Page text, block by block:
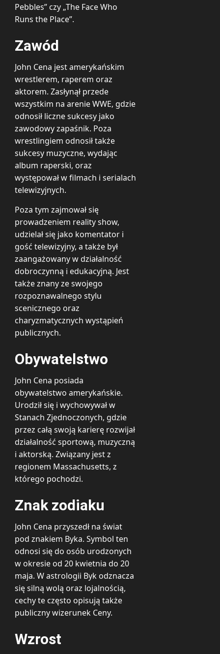
Pebbles” czy „The Face Who
Runs the Place”.
Zawód
John Cena jest amerykańskim
wrestlerem, raperem oraz
aktorem. Zasłynął przede
wszystkim na arenie WWE, gdzie
odnosił liczne sukcesy jako
zawodowy zapaśnik. Poza
wrestlingiem odnosił także
sukcesy muzyczne, wydając
album raperski, oraz
występował w filmach i serialach
telewizyjnych.
Poza tym zajmował się
prowadzeniem reality show,
udzielał się jako komentator i
gość telewizyjny, a także był
zaangażowany w działalność
dobroczynną i edukacyjną. Jest
także znany ze swojego
rozpoznawalnego stylu
scenicznego oraz
charyzmatycznych wystąpień
publicznych.
Obywatelstwo
John Cena posiada
obywatelstwo amerykańskie.
Urodził się i wychowywał w
Stanach Zjednoczonych, gdzie
przez całą swoją karierę rozwijał
działalność sportową, muzyczną
i aktorską. Związany jest z
regionem Massachusetts, z
którego pochodzi.
Znak zodiaku
John Cena przyszedł na świat
pod znakiem Byka. Symbol ten
odnosi się do osób urodzonych
w okresie od 20 kwietnia do 20
maja. W astrologii Byk odznacza
się silną wolą oraz lojalnością,
cechy te często opisują także
publiczny wizerunek Ceny.
Wzrost